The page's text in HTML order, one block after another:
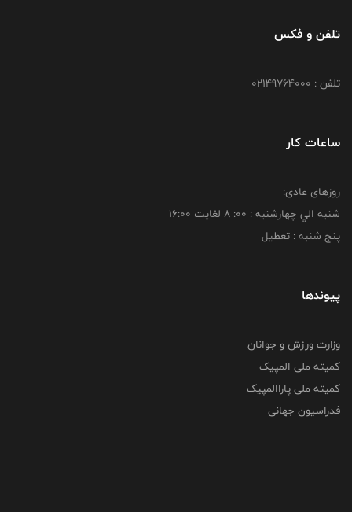
تلفن و فکس
تلفن : 02149764000
ساعات کار
روزهای عادی:
شنبه الي چهارشنبه : 00: 8 لغايت 16:00
پنج شنبه : تعطیل
پیوندها
وزارت ورزش و جوانان
کمیته ملی المپیک
کمیته ملی پاراالمپیک
فدراسیون جهانی